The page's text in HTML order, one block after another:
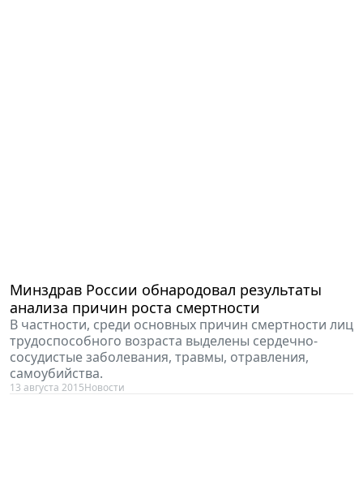
Минздрав России обнародовал результаты
анализа причин роста смертности
В частности, среди основных причин смертности лиц
трудоспособного возраста выделены сердечно-
сосудистые заболевания, травмы, отравления,
самоубийства.
13 августа 2015Новости